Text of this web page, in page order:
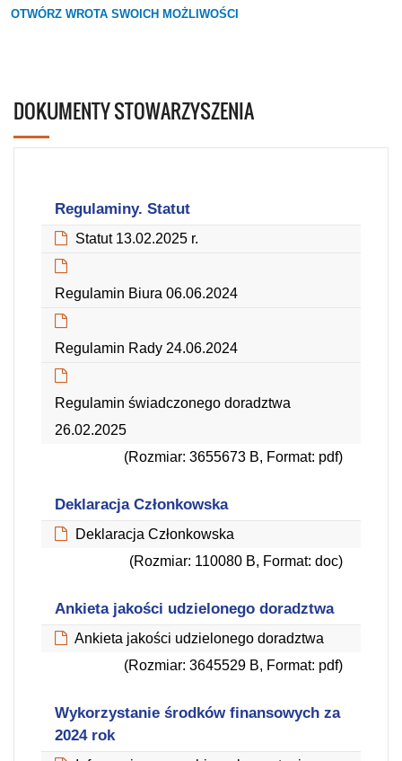
OTWÓRZ WROTA SWOICH MOŻLIWOŚCI
DOKUMENTY STOWARZYSZENIA
Regulaminy. Statut
Statut 13.02.2025 r.
Regulamin Biura 06.06.2024
Regulamin Rady 24.06.2024
Regulamin świadczonego doradztwa
26.02.2025
(Rozmiar: 3655673 B, Format: pdf)
Deklaracja Członkowska
Deklaracja Członkowska
(Rozmiar: 110080 B, Format: doc)
Ankieta jakości udzielonego doradztwa
Ankieta jakości udzielonego doradztwa
(Rozmiar: 3645529 B, Format: pdf)
Wykorzystanie środków finansowych za
2024 rok